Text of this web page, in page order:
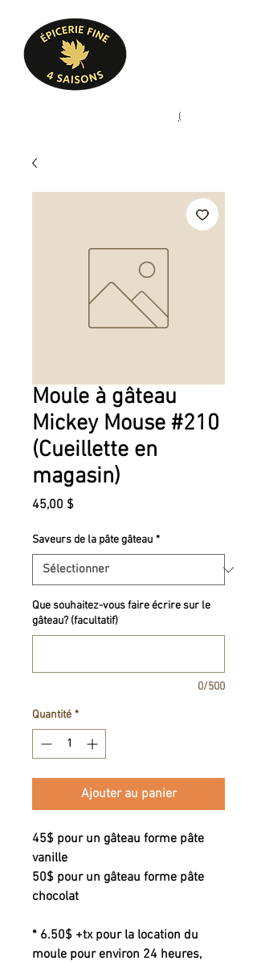
(
Moule à gâteau
Mickey Mouse #210
(Cueillette en
magasin)
45,00 $Prix
Saveurs de la pâte gâteau *
Que souhaitez-vous faire écrire sur le
gâteau? (facultatif)
0/500
Quantité *
Ajouter au panier
45$ pour un gâteau forme pâte
vanille
50$ pour un gâteau forme pâte
chocolat
* 6.50$ +tx pour la location du
moule pour environ 24 heures,